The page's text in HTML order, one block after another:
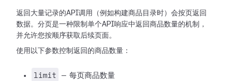
返回大量记录的API调用（例如构建商品目录时）会按页返回
数据。分页是一种限制单个API响应中返回商品数量的机制，
并允许您按顺序获取后续页面。
使用以下参数控制返回的商品数量：
limit — 每页商品数量